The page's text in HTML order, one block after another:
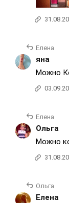
Елена
яна
Можно
Елена
Ольга
Можно
Ольга
Елена